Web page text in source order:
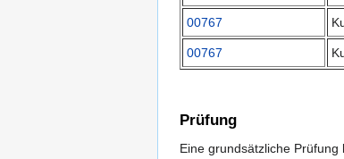
00767
00767
Prüfung
Eine grundsätzliche